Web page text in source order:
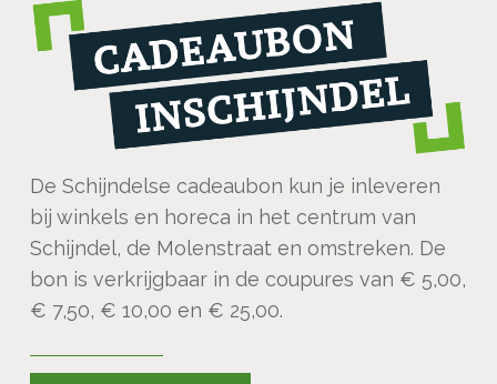
De Schijndelse cadeaubon kun je inleveren
bij winkels en horeca in het centrum van
Schijndel, de Molenstraat en omstreken. De
bon is verkrijgbaar in de coupures van € 5,00,
€ 7,50, € 10,00 en € 25,00.